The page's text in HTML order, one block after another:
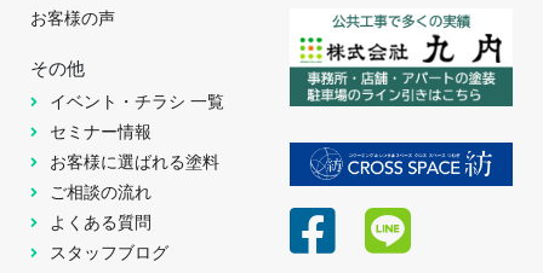
お客様の声
その他
イベント・チラシ 一覧
セミナー情報
お客様に選ばれる塗料
ご相談の流れ
よくある質問
スタッフブログ